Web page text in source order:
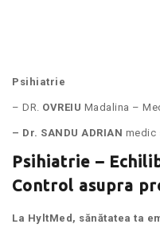
Psihiatrie
– DR. OVREIU Madalina –
– Dr. SANDU ADRIAN medic
Psihiatrie –
Control asupra
La HyltMed, sănătatea ta